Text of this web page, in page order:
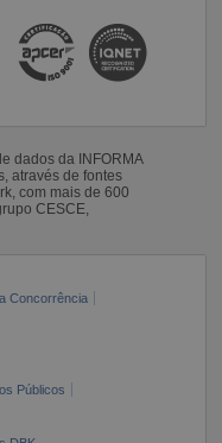
dados da INFORMA
através de fontes
com mais de 600
CESCE,
Concorrência
Públicos